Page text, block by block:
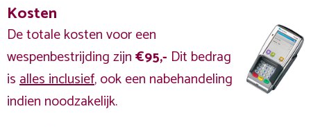
Kosten
De totale kosten voor een
wespenbestrijding zijn€95,- Dit bedrag
isalles inclusief, ook een nabehandeling
indien noodzakelijk.